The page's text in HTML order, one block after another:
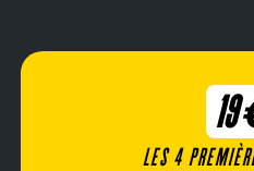
la compétition Hyrox :
push, ski-erg et bien plus
améliorer ton endurance,
LES 4